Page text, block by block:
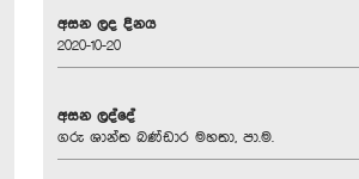
අසන ලද දිනය
2020-10-20
අසන ලද්දේ
ගරු ශාන්ත බණ්ඩාර මහතා, පා.ම.